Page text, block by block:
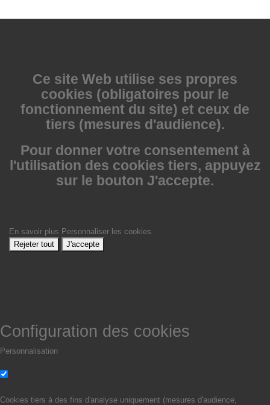
Ce site Web utilise ses propres
cookies (obligatoires pour le
fonctionnement du site) et ceux de
tiers (mesures d'audience).
Pour donner votre consentement à
l'utilisation des cookies tiers, appuyez
sur le bouton J'accepte.
En savoir plus Personnaliser les cookies
Rejeter tout
J'accepte
Configuration des cookies
Personnalisation
Cookies tiers à des fins d'analyse uniquement (mesures d'audience,